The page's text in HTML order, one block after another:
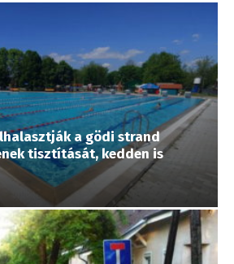
a gödi strand
tisztítását, kedden is